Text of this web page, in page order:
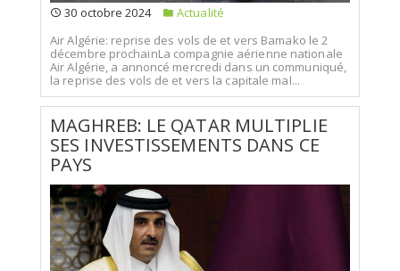
30 octobre 2024
Actualité
Air Algérie: reprise des vols de et vers Bamako le 2
décembre prochainLa compagnie aérienne nationale
Air Algérie, a annoncé mercredi dans un communiqué,
la reprise des vols de et vers la capitale mal...
MAGHREB: LE QATAR MULTIPLIE
SES INVESTISSEMENTS DANS CE
PAYS